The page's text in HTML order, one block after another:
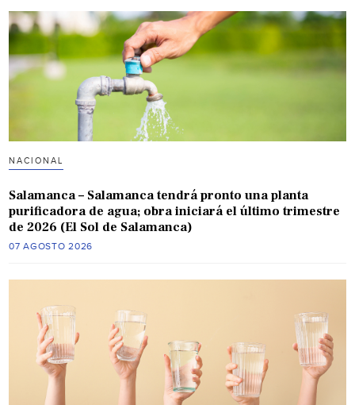
NACIONAL
Salamanca – Salamanca tendrá pronto una planta
purificadora de agua; obra iniciará el último trimestre
de 2026 (El Sol de Salamanca)
07 AGOSTO 2026